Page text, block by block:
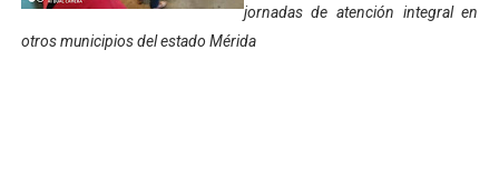
Niños de Estudiantes de Mérida sembraron 110
jornadas de atención integral en
otros municipios del estado Mérida